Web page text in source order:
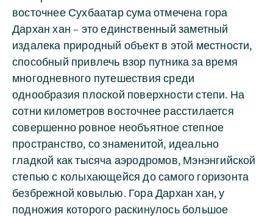
восточнее Сухбаатар сума отмечена гора
Дархан хан – это единственный заметный
издалека природный объект в этой местности,
способный привлечь взор путника за время
многодневного путешествия среди
однообразия плоской поверхности степи. На
сотни километров восточнее расстилается
совершенно ровное необъятное степное
пространство, со знаменитой, идеально
гладкой как тысяча аэродромов, Мэнэнгийской
степью с колыхающейся до самого горизонта
безбрежной ковылью. Гора Дархан хан, у
подножия которого раскинулось большое